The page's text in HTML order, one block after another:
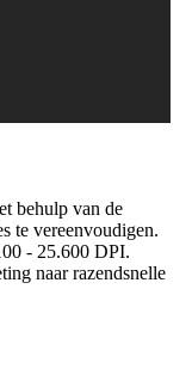
behulp van de
te vereenvoudigen.
- 25.600 DPI.
naar razendsnelle